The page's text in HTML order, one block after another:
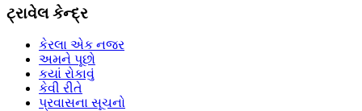
ટ્રાવેલ કેન્દ્ર
કેરલા એક નજર
અમને પૂછો
કયાં રોકાવું
કેવી રીતે
પ્રવાસના સૂચનો